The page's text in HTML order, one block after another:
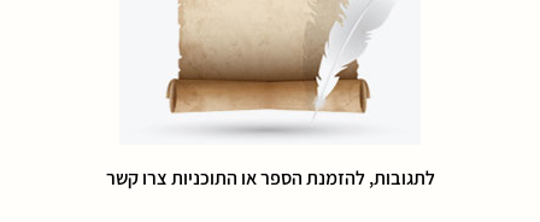
לתגובות, להזמנת הספר או התוכניות צרו קשר